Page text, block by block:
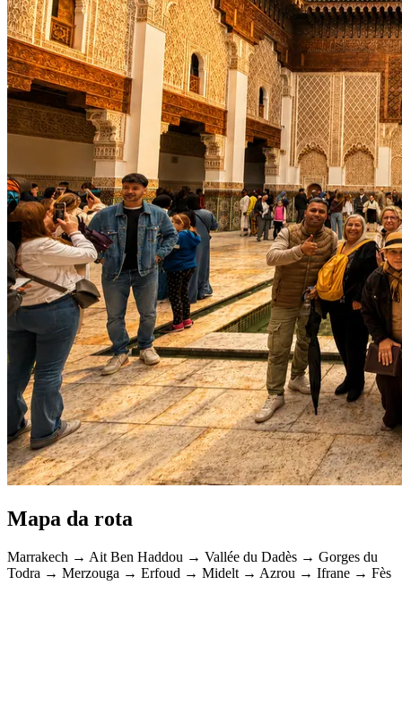
Mapa da rota
Marrakech → Ait Ben Haddou → Vallée du Dadès → Gorges du
Todra → Merzouga → Erfoud → Midelt → Azrou → Ifrane → Fès